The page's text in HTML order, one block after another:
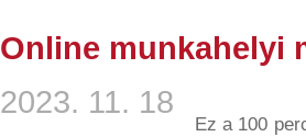
Online munkahelyi
2023. 11. 18
Ez a 100